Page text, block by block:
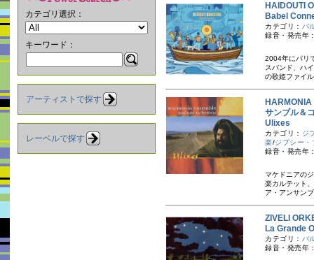
カテゴリ選択：
キーワード：
アーティストで探す
レーベルで探す
HAIDOUTI
Babel
カテゴリ： バ
録音・発売年
2004年にパリ
スバンド、ハ
の歌姫ファイ
サンブル＆
Ulixes
カテゴリ： ジ
楽/ジプシー・
録音・発売年
マケドニアの
楽カルテット
ア・アンサン
ZIVELI
La
カテゴリ： バ
録音・発売年